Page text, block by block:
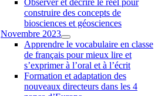
Observer et décrire le réel pour
construire des concepts de
biosciences et géosciences
Novembre 2023
Apprendre le vocabulaire en classe
de français pour mieux lire et
s’exprimer à l’oral et à l’écrit
Formation et adaptation des
nouveaux directeurs dans les 4